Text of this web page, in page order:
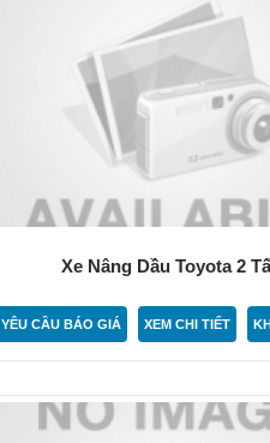
Xe Nâng Dầu Toyota 2
YÊU CẦU BÁO GIÁ XEM CHI TIẾT